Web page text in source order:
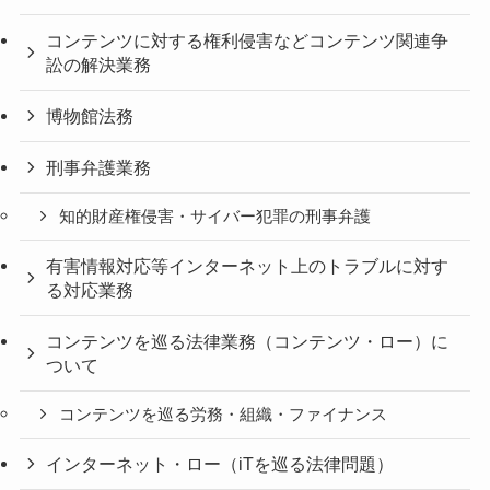
コンテンツに対する権利侵害などコンテンツ関連争
訟の解決業務
博物館法務
刑事弁護業務
知的財産権侵害・サイバー犯罪の刑事弁護
有害情報対応等インターネット上のトラブルに対す
る対応業務
コンテンツを巡る法律業務（コンテンツ・ロー）に
ついて
コンテンツを巡る労務・組織・ファイナンス
インターネット・ロー（iTを巡る法律問題）